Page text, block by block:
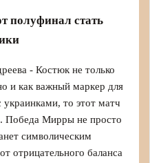
полуфинал стать
- Костюк не только
и как важный маркер для
украинками, то этот матч
Победа Мирры не просто
символическим
отрицательного баланса